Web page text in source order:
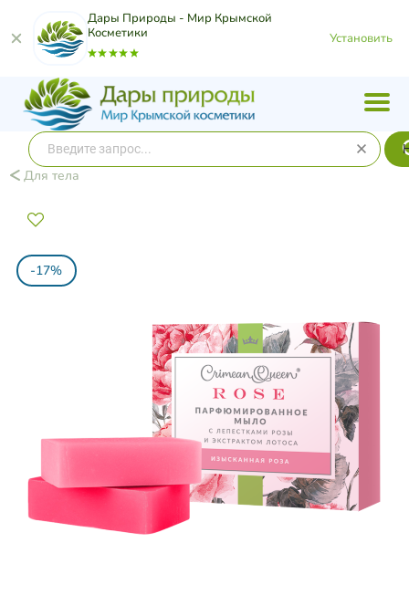
Дары Природы - Мир Крымской
Косметики
Установить
Для тела
-17%